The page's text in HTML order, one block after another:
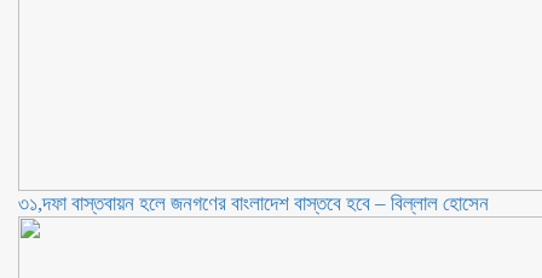
৩১,দফা বাস্তবায়ন হলে জনগণের বাংলাদেশ বাস্তবে হবে – বিল্লাল হোসেন